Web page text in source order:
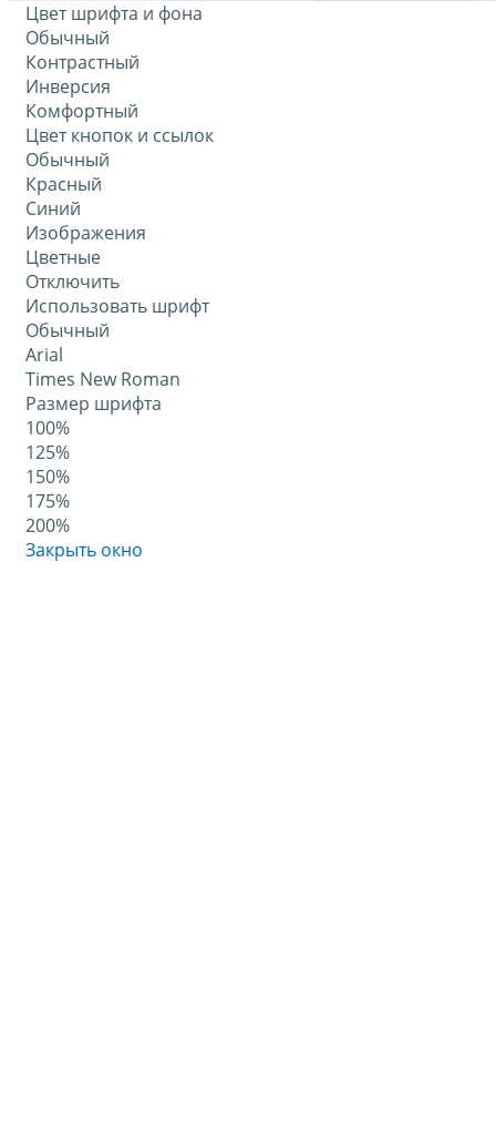
Цвет шрифта и фона
Обычный
Контрастный
Инверсия
Комфортный
Цвет кнопок и ссылок
Обычный
Красный
Синий
Изображения
Цветные
Отключить
Использовать шрифт
Обычный
Arial
Times New Roman
Размер шрифта
100%
125%
150%
175%
200%
Закрыть окно